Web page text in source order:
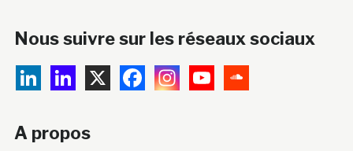
Nous suivre sur les réseaux sociaux
A propos